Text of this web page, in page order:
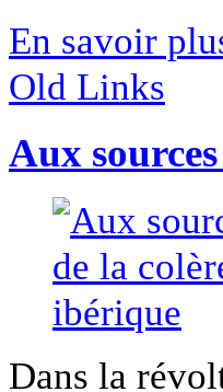
En savoir
Old Links
Aux
Dans la